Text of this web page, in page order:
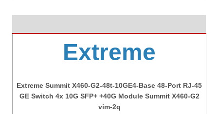
Extreme
Extreme Summit X460-G2-48t-10GE4-Base 48-Port RJ-45
GE Switch 4x 10G SFP+ +40G Module Summit X460-G2
vim-2q